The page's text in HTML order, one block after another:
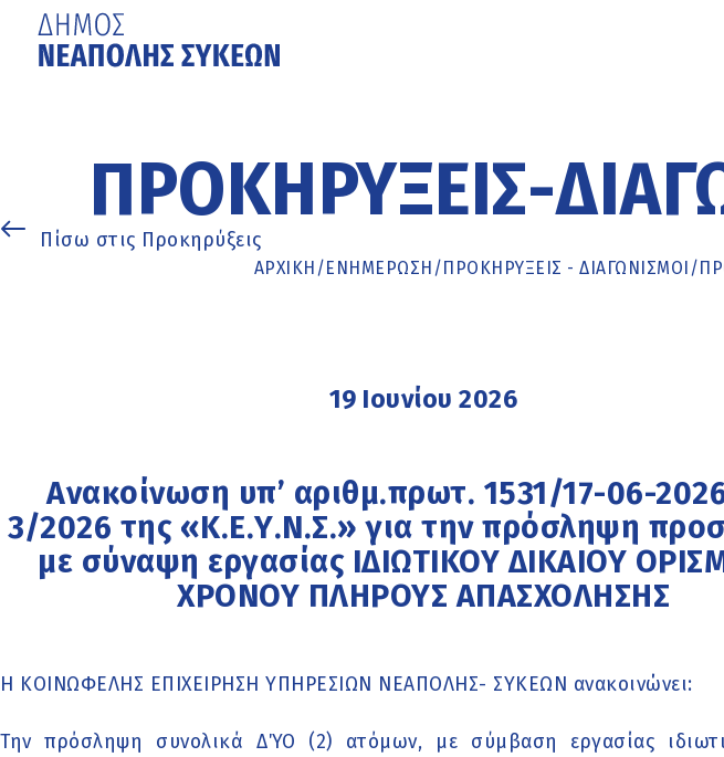
περιεχόμενοΠΡΟΚΗΡΎΞΕΙΣ-
Πίσω στις Προκηρύξεις
ΑΡΧΙΚΉ /ΕΝΗΜΈΡΩΣΗ /ΠΡΟΚΗΡΥΞΕΙΣ - ΔΙΑΓΩΝΙΣΜΟΙ /
19 Ιουνίου 2026
Ανακοίνωση υπ’ αριθμ.πρωτ. 1531/17-06-
3/2026 της «Κ.Ε.Υ.Ν.Σ.» για την πρόσληψη
με σύναψη εργασίας ΙΔΙΩΤΙΚΟΥ ΔΙΚΑΙΟΥ
ΧΡΟΝΟΥ ΠΛΗΡΟΥΣ ΑΠΑΣΧΟΛΗΣΗΣ
Η ΚΟΙΝΩΦΕΛΗΣ ΕΠΙΧΕΙΡΗΣΗ ΥΠΗΡΕΣΙΩΝ ΝΕΑΠΟΛΗΣ- ΣΥΚΕΩΝ ανακοινώνει:
Την πρόσληψη συνολικά ΔΎΟ (2) ατόμων, με σύμβαση εργασίας